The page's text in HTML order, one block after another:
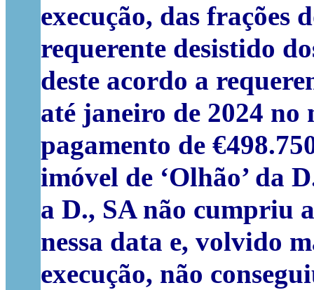
execução, das
requerente desistido
deste acordo a
até janeiro de 2024 no
pagamento de
imóvel de ‘Olhão’ da
a D., SA não cumpriu
nessa data e, volvido
execução, não